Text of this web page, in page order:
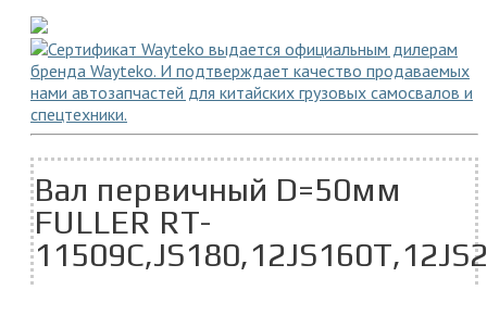
Вал первичный D=50мм
FULLER RT-